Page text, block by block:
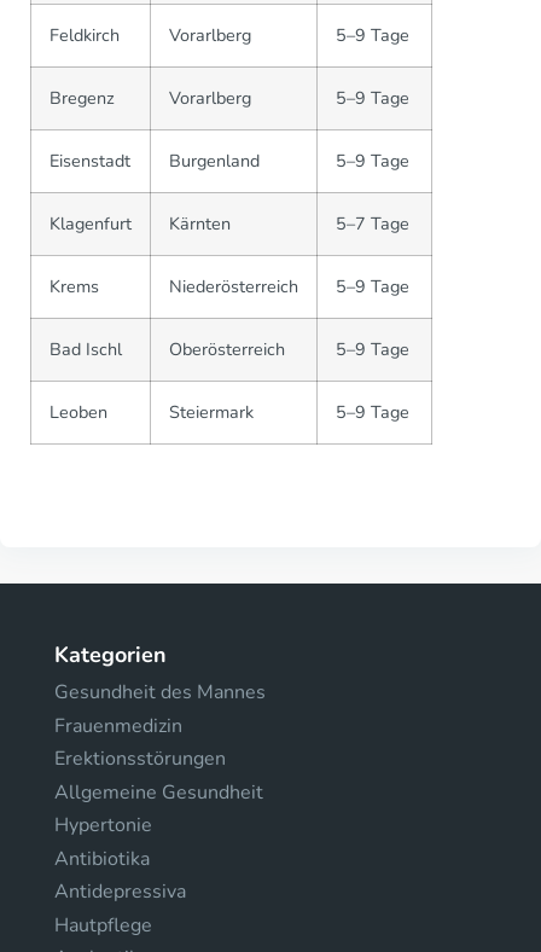
Feldkirch Vorarlberg 5–9 Tage
Bregenz Vorarlberg 5–9 Tage
Eisenstadt Burgenland 5–9 Tage
Klagenfurt Kärnten 5–7 Tage
Krems Niederösterreich 5–9 Tage
Bad Ischl Oberösterreich 5–9 Tage
Leoben Steiermark 5–9 Tage
Kategorien
Gesundheit des Mannes
Frauenmedizin
Erektionsstörungen
Allgemeine Gesundheit
Hypertonie
Antibiotika
Antidepressiva
Hautpflege